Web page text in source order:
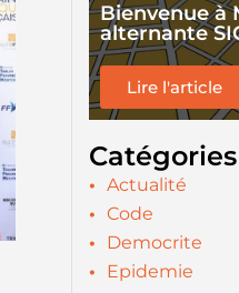
Bienvenue à
alternante
Lire l'article
Catégories
Actualité
Code
Democrite
Epidemie